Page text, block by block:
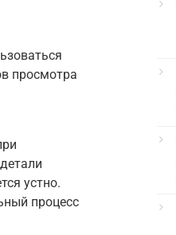
просмотра
устно.
процесс